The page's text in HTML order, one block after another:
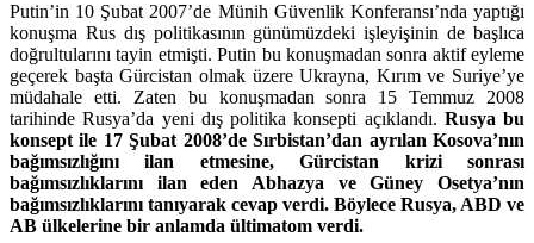
Putin’in 10 Şubat 2007’de Münih Güvenlik Konferansı’nda yaptığı
konuşma Rus dış politikasının günümüzdeki işleyişinin de başlıca
doğrultularını tayin etmişti. Putin bu konuşmadan sonra aktif eyleme
geçerek başta Gürcistan olmak üzere Ukrayna, Kırım ve Suriye’ye
müdahale etti. Zaten bu konuşmadan sonra 15 Temmuz 2008
tarihinde Rusya’da yeni dış politika konsepti açıklandı. Rusya bu
konsept ile 17 Şubat 2008’de Sırbistan’dan ayrılan Kosova’nın
bağımsızlığını ilan etmesine, Gürcistan krizi sonrası
bağımsızlıklarını ilan eden Abhazya ve Güney Osetya’nın
bağımsızlıklarını tanıyarak cevap verdi. Böylece Rusya, ABD ve
AB ülkelerine bir anlamda ültimatom verdi.